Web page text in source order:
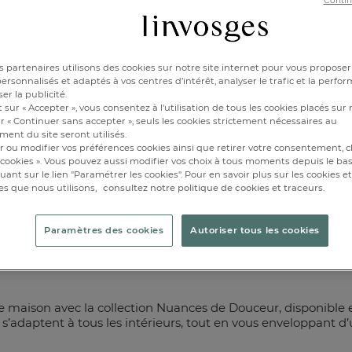
légers, nos plaids et couvertures
l’attention idéale pour offrir
Je découvre
COULEUR DANS
avec la collection Nuances de Douceur, disponible
à tous les intérieurs, tout en vous enveloppant
partenaires utilisons des cookies sur notre site internet pour vous
et adaptés à vos centres d’intérêt, analyser le trafic et la
la publicité.
sur « Accepter », vous consentez à l'utilisation de tous les cookies placés sur
« Continuer sans accepter », seuls les cookies strictement nécessaires au
du site seront utilisés.
ou modifier vos préférences cookies ainsi que retirer votre consentement,
». Vous pouvez aussi modifier vos choix à tous moments depuis le
sur le lien "Paramétrer les cookies". Pour en savoir plus sur les cookies
que nous utilisons, consultez notre politique de cookies et traceurs.
Paramètres des cookies Autoriser tous les cookies